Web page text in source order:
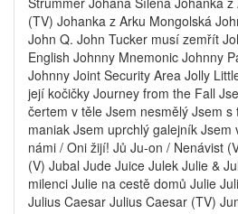
(TV) Johanka z Arku Mongolská
John Q. John Tucker musí zemřít
English Johnny Mnemonic Johnny
Johnny Joint Security Area Jolly
její kočičky Journey from the Fall
čertem v těle Jsem nesmělý Jsem
maniak Jsem uprchlý galejník
námi / Oni žijí! Jů Ju-on / Nenávist
(V) Jubal Jude Juice Julek Julie &
milenci Julie na cestě domů Julie
Julius Caesar Julius Caesar (TV)